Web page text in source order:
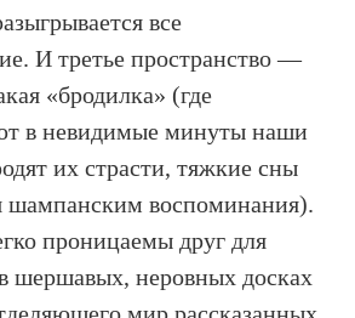
все
И третье пространство —
«бродилка» (где
в невидимые минуты наши
их страсти, тяжкие сны
шампанским воспоминания).
проницаемы друг для
шершавых, неровных досках